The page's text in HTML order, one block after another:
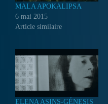
MALA APOKALIPSA
6 mai 2015
Article similaire
ELENA ASINS-GÉNESIS